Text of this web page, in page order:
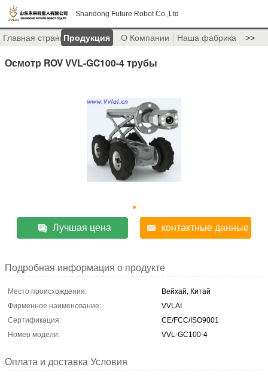
Shandong Future Robot Co.,Ltd
Главная страницаПродукция О Компании Наша фабрика >>
Осмотр ROV VVL-GC100-4 трубы
Лучшая цена контактные данные
Подробная информация о продукте
Место происхождения:
Вейхай, Китай
Фирменное наименование:
VVLAI
Сертификация:
CE/FCC/ISO9001
Номер модели:
VVL-GC100-4
Оплата и доставка Условия